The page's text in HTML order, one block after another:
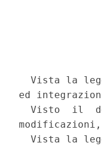
Vista la
ed
Visto  il
Vista la